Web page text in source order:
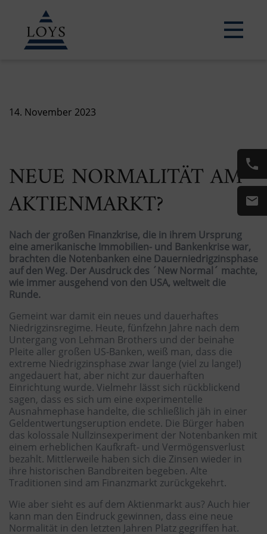
14. November 2023
NEUE NORMALITÄT AM
AKTIENMARKT?
Nach der großen Finanzkrise, die in ihrem Ursprung
eine amerikanische Immobilien- und Bankenkrise war,
brachten die Notenbanken eine Dauerniedrigzinsphase
auf den Weg. Der Ausdruck des ´New Normal´ machte,
wie immer ausgehend von den USA, weltweit die
Runde.
Gemeint war damit ein neues und dauerhaftes
Niedrigzinsregime. Heute, fünfzehn Jahre nach dem
Untergang von Lehman Brothers und der beinahe
Pleite aller großen US-Banken, weiß man, dass die
extreme Niedrigzinsphase zwar lange (viel zu lange!)
angedauert hat, aber nicht zur dauerhaften
Einrichtung wurde. Vielmehr lässt sich rückblickend
sagen, dass es sich um eine experimentelle
Ausnahmephase handelte, die schließlich jäh in einer
Geldentwertungseruption endete. Die Bürger haben
das kolossale Nullzinsexperiment der Notenbanken mit
einem erheblichen Kaufkraft- und Vermögensverlust
bezahlt. Mittlerweile haben sich die Zinsen wieder in
ihre historischen Bandbreiten begeben. Alte
Traditionen sind am Finanzmarkt zurückgekehrt.
Wie aber sieht es auf dem Aktienmarkt aus? Auch hier
kann man den Eindruck gewinnen, dass eine neue
Normalität in den letzten Jahren Platz gegriffen hat.